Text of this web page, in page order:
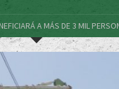
A MÁS DE 3 MIL